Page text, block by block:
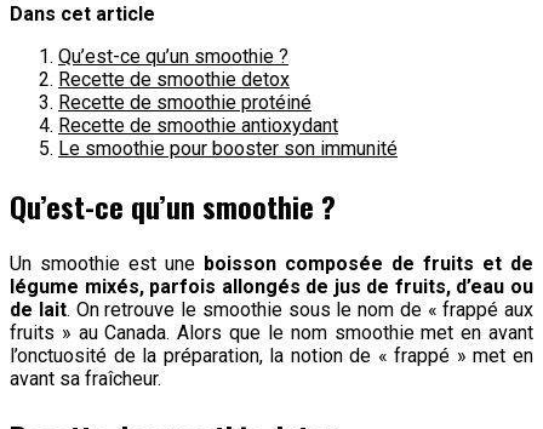
Dans cet article
Qu’est-ce qu’un smoothie ?
Recette de smoothie detox
Recette de smoothie protéiné
Recette de smoothie antioxydant
Le smoothie pour booster son immunité
Qu’est-ce qu’un smoothie ?
Un smoothie est une boisson composée de fruits et de
légume mixés, parfois allongés de jus de fruits, d’eau ou
de lait. On retrouve le smoothie sous le nom de « frappé aux
fruits » au Canada. Alors que le nom smoothie met en avant
l’onctuosité de la préparation, la notion de « frappé » met en
avant sa fraîcheur.